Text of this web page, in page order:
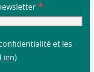
*
et les
Lien)